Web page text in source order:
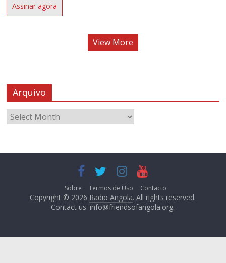
Assinar agora
View More
Arquivo
Sobre Termos de Uso Contacto
Copyright © 2026 Radio Angola. All rights reserved.
Contact us: info@friendsofangola.org.